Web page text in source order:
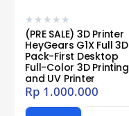
★ ★ ★ ★ ★
(PRE SALE) 3D Printer
HeyGears G1X Full 3D
Pack-First Desktop
Full-Color 3D Printing
and UV Printer
Rp 1.000.000